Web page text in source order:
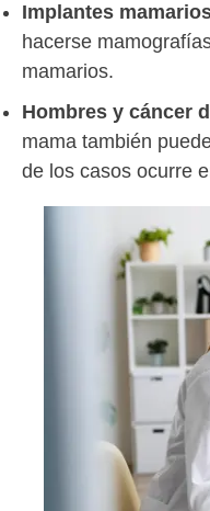
Implantes
hacerse
mamarios.
Hombres y cáncer
mama también
de los casos ocurre